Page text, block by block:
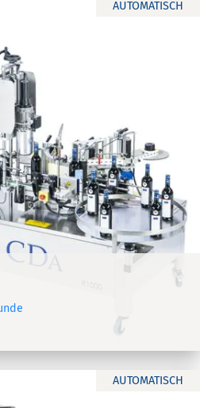
AUTOMATISCH
AUTOMATISCH